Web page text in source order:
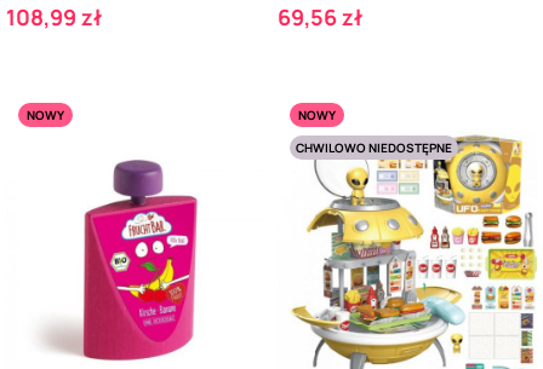
Cena
108,99 zł Cena
69,56 zł
NOWY
NOWY
CHWILOWO NIEDOSTĘPNE